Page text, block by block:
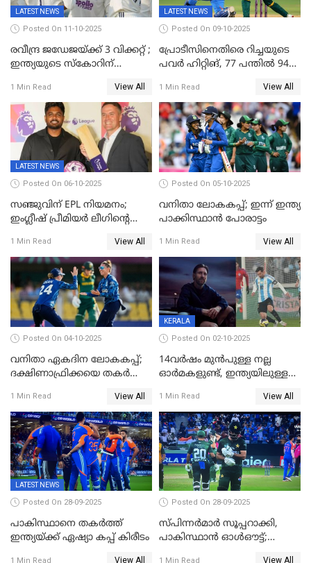
LATEST NEWS
Posted On 11-10-2025
രവീന്ദ്ര ജഡേജയ്ക്ക് 3 വിക്കറ്റ് ;
ഇന്ത്യയുടെ സ്കോറിന്
നാല് വിക്കറ്റ് നഷ്ടം
1 Min Read View All
LATEST NEWS
Posted On 09-10-2025
പ്രോടീസിനെതിരെ റിച്ചയുടെ
പവർ ഹിറ്റിങ്, 77 പന്തില്‍ 94
ലക്ഷ്യമൊരുക്കി ഇന്ത്യ; 28
വര്‍ഷം പഴക്കമുള്ള ലോക
റെക്കോര്‍ഡ് തകര്‍ത്ത് സ്മൃതി
1 Min Read View All
LATEST NEWS
Posted On 06-10-2025
സഞ്ജുവിന് EPL നിയമനം;
ഇംഗ്ലീഷ് പ്രീമിയര്‍ ലീഗിന്‍റെ
അംബാസഡര്‍
1 Min Read View All
Posted On 05-10-2025
വനിതാ ലോകകപ്പ്; ഇന്ന് ഇന്ത്യ
പാക്കിസ്ഥാന്‍ പോരാട്ടം
1 Min Read View All
Posted On 04-10-2025
വനിതാ ഏകദിന ലോകകപ്പ്;
ദക്ഷിണാഫ്രിക്കയെ തകർത്ത്
1 Min Read View All
KERALA
Posted On 02-10-2025
14വർഷം മുൻപുള്ള നല്ല
ഓർമകളുണ്ട്, ഇന്ത്യയിലുള്ള
കാത്തിരിക്കുന്നു; വരവ്
സ്ഥിരീകരിച്ച് മെസി
1 Min Read View All
LATEST NEWS
Posted On 28-09-2025
പാകിസ്ഥാനെ തകർത്ത്
ഇന്ത്യയ്ക്ക് ഏഷ്യാ കപ്പ് കിരീടം
1 Min Read View All
Posted On 28-09-2025
സ്പിന്നർമാർ സൂപ്പറാക്കി,
പാകിസ്ഥാൻ ഓൾഔട്ട്;
1 Min Read View All